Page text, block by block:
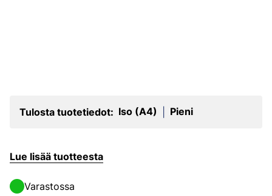
Tulosta tuotetiedot: Iso (A4) Pieni
Lue lisää tuotteesta
Varastossa